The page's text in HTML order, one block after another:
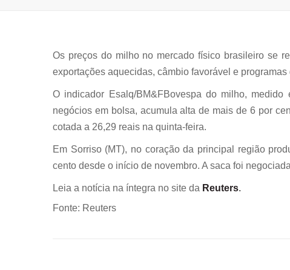
Os preços do milho no mercado físico brasileiro se
exportações aquecidas, câmbio favorável e
O indicador Esalq/BM&FBovespa do milho,
negócios em bolsa, acumula alta de mais de 6 por
cotada a 26,29 reais na quinta-feira.
Em Sorriso (MT), no coração da principal região
cento desde o início de novembro. A saca foi
Leia a notícia na íntegra no site da Reuters.
Fonte: Reuters